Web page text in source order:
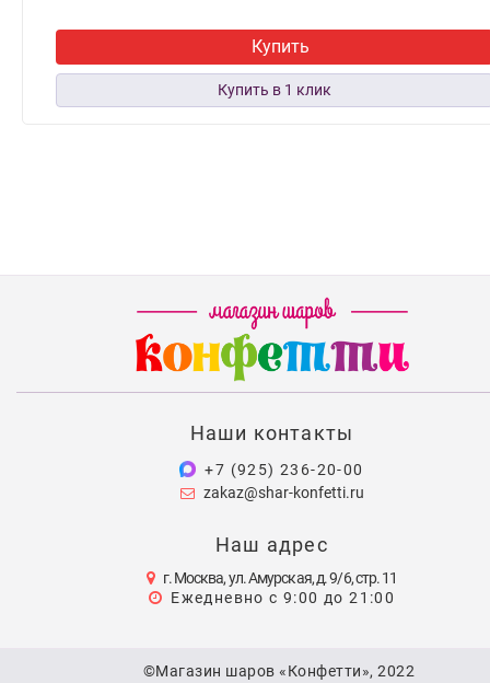
Купить
Наши контакты
+7 (925) 236-20-00
zakaz@shar-konfetti.ru
Наш адрес
г. Москва, ул. Амурская, д. 9/6, стр. 11
Ежедневно с 9:00 до 21:00
©Магазин шаров «Конфетти», 2022